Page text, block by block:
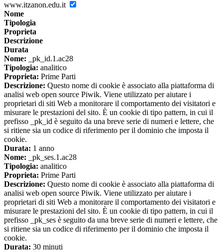
www.itzanon.edu.it
Nome
Tipologia
Proprieta
Descrizione
Durata
Nome: _pk_id.1.ac28
Tipologia: analitico
Proprieta: Prime Parti
Descrizione: Questo nome di cookie è associato alla piattaforma di
analisi web open source Piwik. Viene utilizzato per aiutare i
proprietari di siti Web a monitorare il comportamento dei visitatori e
misurare le prestazioni del sito. È un cookie di tipo pattern, in cui il
prefisso _pk_id è seguito da una breve serie di numeri e lettere, che
si ritiene sia un codice di riferimento per il dominio che imposta il
cookie.
Durata: 1 anno
Nome: _pk_ses.1.ac28
Tipologia: analitico
Proprieta: Prime Parti
Descrizione: Questo nome di cookie è associato alla piattaforma di
analisi web open source Piwik. Viene utilizzato per aiutare i
proprietari di siti Web a monitorare il comportamento dei visitatori e
misurare le prestazioni del sito. È un cookie di tipo pattern, in cui il
prefisso _pk_ses è seguito da una breve serie di numeri e lettere, che
si ritiene sia un codice di riferimento per il dominio che imposta il
cookie.
Durata: 30 minuti